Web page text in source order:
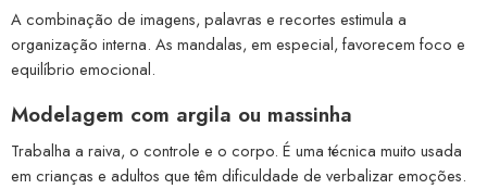
A combinação de imagens, palavras e recortes estimula a
organização interna. As mandalas, em especial, favorecem foco e
equilíbrio emocional.
Modelagem com argila ou massinha
Trabalha a raiva, o controle e o corpo. É uma técnica muito usada
em crianças e adultos que têm dificuldade de verbalizar emoções.